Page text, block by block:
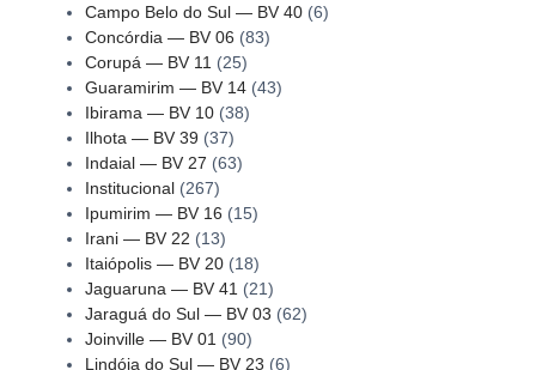
Campo Belo do Sul — BV 40(6)
Concórdia — BV 06 (83)
Corupá — BV 11 (25)
Guaramirim — BV 14(43)
Ibirama — BV 10(38)
Ilhota — BV 39 (37)
Indaial — BV 27 (63)
Institucional(267)
Ipumirim — BV 16 (15)
Irani — BV 22 (13)
Itaiópolis — BV 20(18)
Jaguaruna — BV 41 (21)
Jaraguá do Sul — BV 03 (62)
Joinville — BV 01 (90)
Lindóia do Sul — BV 23 (6)